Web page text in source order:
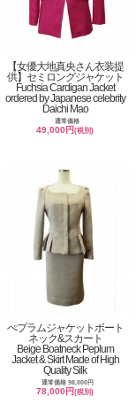
【女優大地真央さん衣装提
供】セミロングジャケット
Fuchsia Cardigan Jacket
ordered by Japanese celebrity
Daichi Mao
通常価格
49,000円(税別)
ぺプラムジャケットボート
ネック&スカート
Beige Boatneck Peplum
Jacket & Skirt Made of High
Quality Silk
通常価格 98,000円
78,000円(税別)